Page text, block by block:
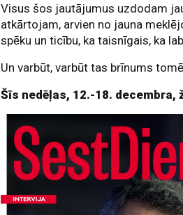
Visus šos jautājumus uzdodam
atkārtojam, arvien no jauna
spēku un ticību, ka taisnīgais, ka
Un varbūt, varbūt tas brīnums
Šīs nedēļas, 12.-18. decembra,